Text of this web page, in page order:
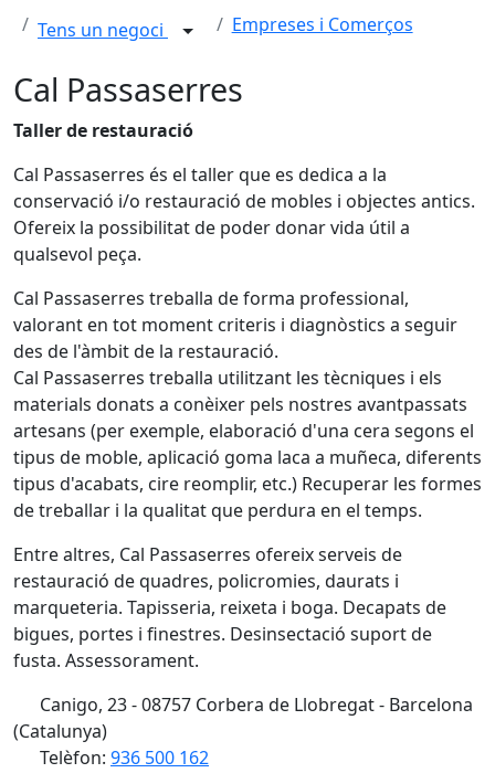
Tens un negoci
Empreses i Comerços
Cal Passaserres
Taller de restauració
Cal Passaserres és el taller que es dedica a la
conservació i/o restauració de mobles i objectes antics.
Ofereix la possibilitat de poder donar vida útil a
qualsevol peça.
Cal Passaserres treballa de forma professional,
valorant en tot moment criteris i diagnòstics a seguir
des de l'àmbit de la restauració.
Cal Passaserres treballa utilitzant les tècniques i els
materials donats a conèixer pels nostres avantpassats
artesans (per exemple, elaboració d'una cera segons el
tipus de moble, aplicació goma laca a muñeca, diferents
tipus d'acabats, cire reomplir, etc.) Recuperar les formes
de treballar i la qualitat que perdura en el temps.
Entre altres, Cal Passaserres ofereix serveis de
restauració de quadres, policromies, daurats i
marqueteria. Tapisseria, reixeta i boga. Decapats de
bigues, portes i finestres. Desinsectació suport de
fusta. Assessorament.
Canigo, 23 - 08757 Corbera de Llobregat - Barcelona
(Catalunya)
Telèfon: 936 500 162